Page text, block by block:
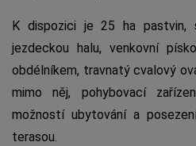
K dispozici je 25 ha pastvin,
jezdeckou halu, venkovní
obdélníkem, travnatý cvalový
mimo něj, pohybovací
možností ubytování a
terasou.